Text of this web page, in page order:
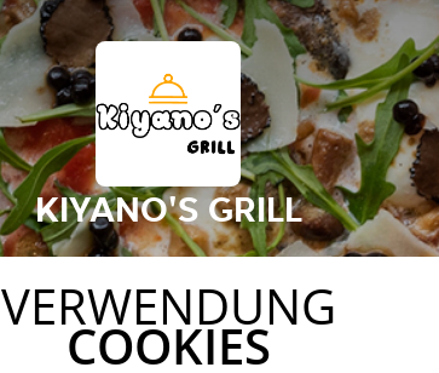
KIYANO'S GRILL
VERWENDUNG
COOKIES